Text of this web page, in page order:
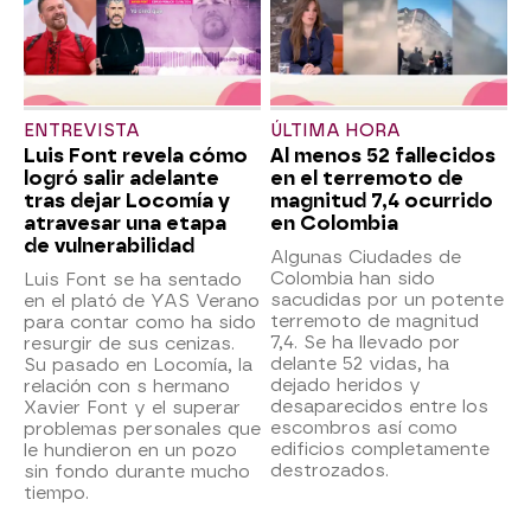
ENTREVISTA
Luis Font revela cómo
logró salir adelante
tras dejar Locomía y
atravesar una etapa
de vulnerabilidad
Luis Font se ha sentado
en el plató de YAS Verano
para contar como ha sido
resurgir de sus cenizas.
Su pasado en Locomía, la
relación con s hermano
Xavier Font y el superar
problemas personales que
le hundieron en un pozo
sin fondo durante mucho
tiempo.
ÚLTIMA HORA
Al menos 52 fallecidos
en el terremoto de
magnitud 7,4 ocurrido
en Colombia
Algunas Ciudades de
Colombia han sido
sacudidas por un potente
terremoto de magnitud
7,4. Se ha llevado por
delante 52 vidas, ha
dejado heridos y
desaparecidos entre los
escombros así como
edificios completamente
destrozados.